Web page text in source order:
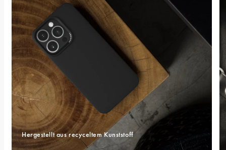
Hergestellt aus recyceltem Kunststoff